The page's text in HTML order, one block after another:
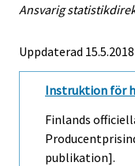
Ansvarig
Uppdaterad 15.5.2018
Instruktion för
Finlands
publikation].